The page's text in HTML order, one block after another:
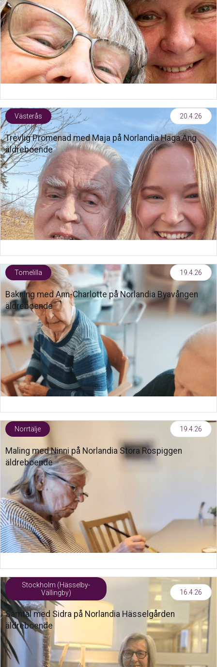
Västerås 20.4.26
Trevlig Promenad med Maja på Norlandia Haga Äng
äldreboende
Tomelilla 19.4.26
Bakning med Ann-Charlotte på Norlandia Byavången
äldreboende
Norrtälje 19.4.26
Maling med Ninni på Norlandia Stora Rospiggen
äldreboende
Stockholm (Hässelby-
Vällingby)
16.4.26
Samtal med Sidra på Norlandia Hässelgården
äldreboende